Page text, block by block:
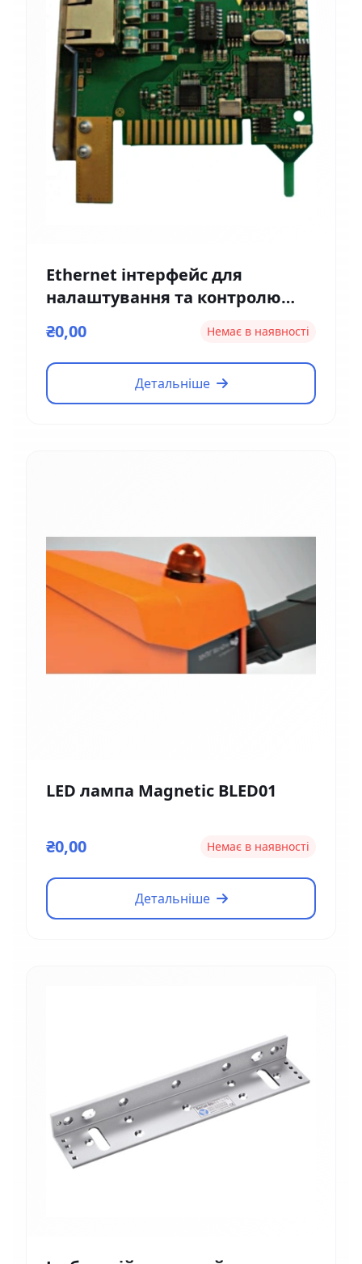
Ethernet інтерфейс для
налаштування та контролю
₴0,00 Немає в наявності
Детальніше
LED лампа Magnetic BLED01
₴0,00 Немає в наявності
Детальніше